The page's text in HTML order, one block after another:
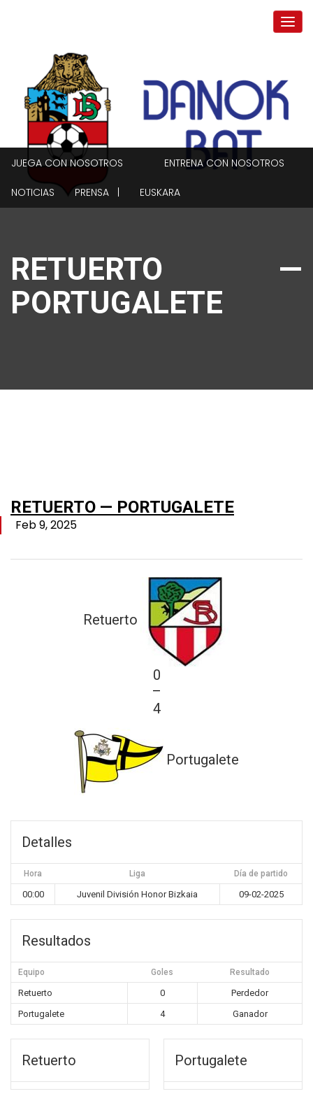
JUEGA CON NOSOTROS ENTRENA CON NOSOTROS
NOTICIAS PRENSA | EUSKARA
RETUERTO —
PORTUGALETE
RETUERTO — PORTUGALETE
Feb 9, 2025
Retuerto
0
—
4
Portugalete
Detalles
Hora Liga Día de partido
00:00 Juvenil División Honor Bizkaia 09-02-2025
Resultados
Equipo Goles Resultado
Retuerto 0
Perdedor
Portugalete
4 Ganador
Retuerto Portugalete